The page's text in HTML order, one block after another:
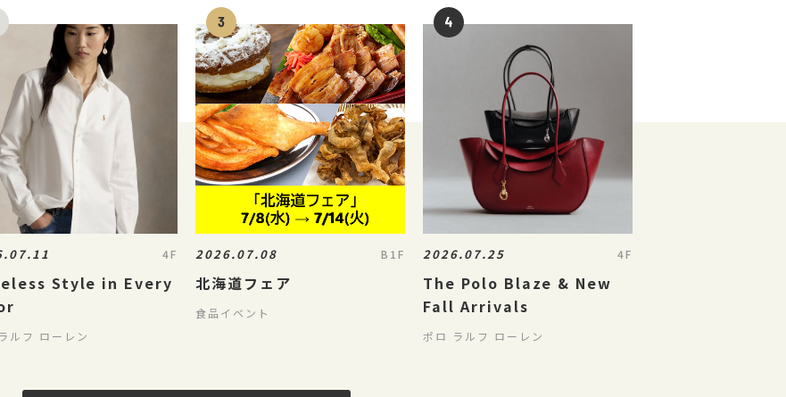
4F
Style in Every
ルフ ローレン
2026.07.08 B1F
北海道フェア
食品イベント
2026.07.25 4F
The Polo Blaze & New
Fall Arrivals
ポロ ラルフ ローレン